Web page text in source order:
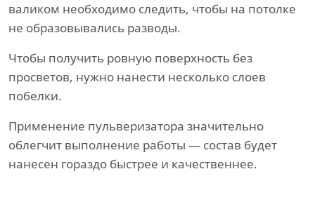
валиком необходимо следить, чтобы на потолке
не образовывались разводы.
Чтобы получить ровную поверхность без
просветов, нужно нанести несколько слоев
побелки.
Применение пульверизатора значительно
облегчит выполнение работы — состав будет
нанесен гораздо быстрее и качественнее.